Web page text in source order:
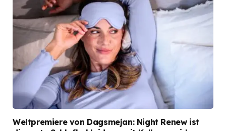
Weltpremiere von Dagsmejan: Night Renew ist